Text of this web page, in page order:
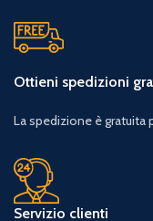
Ottieni spedizioni
La spedizione è gratuita
Servizio clienti